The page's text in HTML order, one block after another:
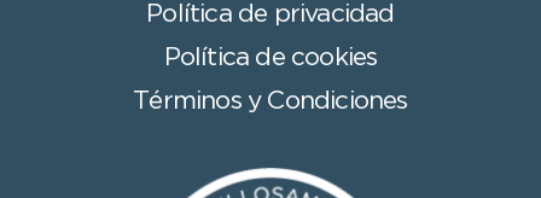
Política de privacidad
Política de cookies
Términos y Condiciones